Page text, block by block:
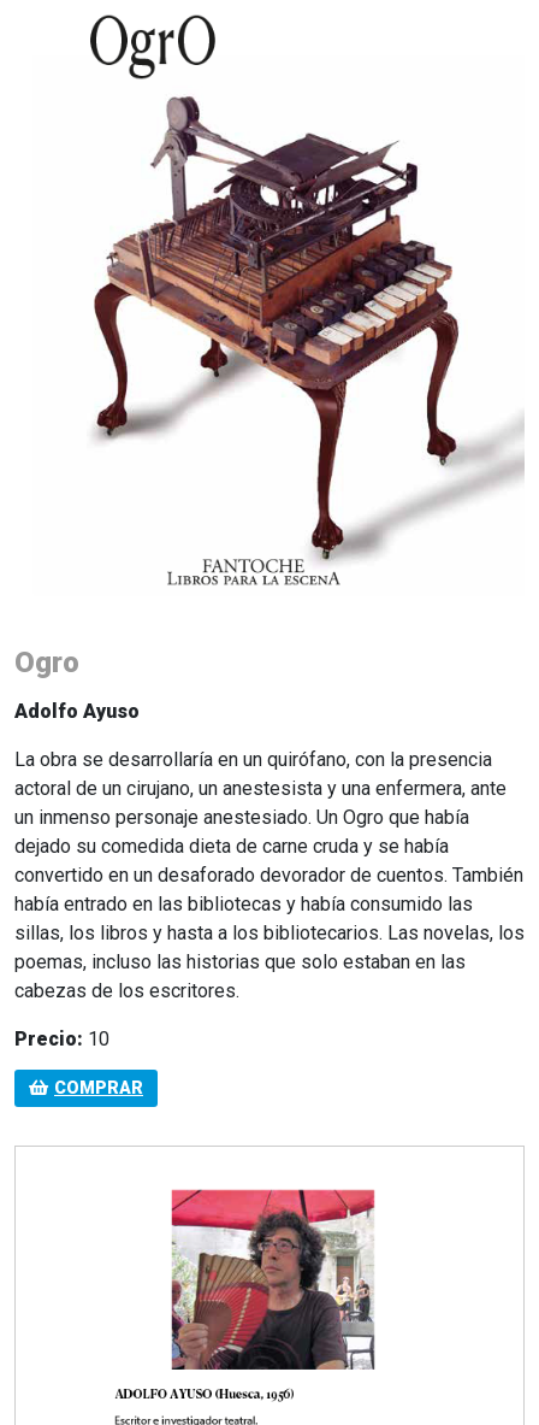
Ogro
Adolfo Ayuso
La obra se desarrollaría en un quirófano, con la presencia
actoral de un cirujano, un anestesista y una enfermera, ante
un inmenso personaje anestesiado. Un Ogro que había
dejado su comedida dieta de carne cruda y se había
convertido en un desaforado devorador de cuentos. También
había entrado en las bibliotecas y había consumido las
sillas, los libros y hasta a los bibliotecarios. Las novelas, los
poemas, incluso las historias que solo estaban en las
cabezas de los escritores.
Precio: 10
COMPRAR